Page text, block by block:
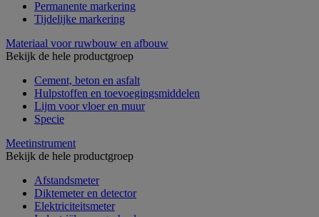
Permanente markering
Tijdelijke markering
Materiaal voor ruwbouw en afbouw
Bekijk de hele productgroep
Cement, beton en asfalt
Hulpstoffen en toevoegingsmiddelen
Lijm voor vloer en muur
Specie
Meetinstrument
Bekijk de hele productgroep
Afstandsmeter
Diktemeter en detector
Elektriciteitsmeter